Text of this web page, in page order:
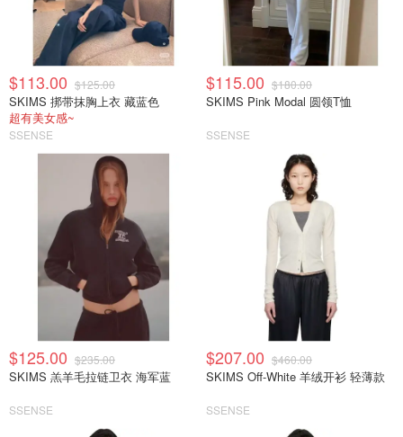
$113.00 $125.00
SKIMS 挷带抹胸上衣 藏蓝色
超有美女感~
SSENSE
$115.00 $180.00
SKIMS Pink Modal 圆领T恤
SSENSE
$125.00 $235.00
SKIMS 羔羊毛拉链卫衣 海军蓝
SSENSE
$207.00 $460.00
SKIMS Off-White 羊绒开衫 轻薄款
SSENSE